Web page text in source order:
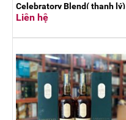
Celebratory Blend( thanh lý)
Liên hệ